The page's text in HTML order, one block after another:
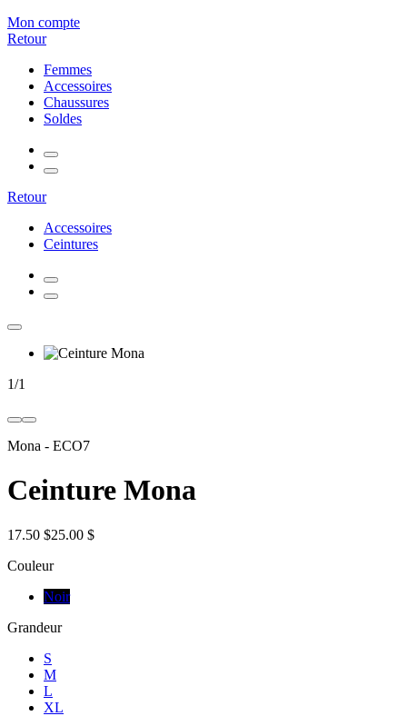
Mon compte
Retour
Femmes
Accessoires
Chaussures
Soldes
Retour
Accessoires
Ceintures
1/1
Mona - ECO7
Ceinture Mona
17.50 $25.00 $
Couleur
Noir
Grandeur
S
M
L
XL